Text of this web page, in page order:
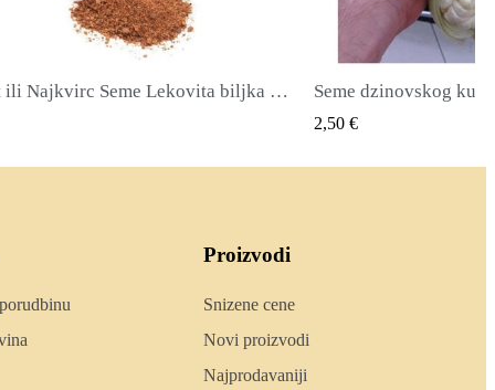
QUICK VIEW
kukuruza Cuzco - Cusco QUICK
2,40 €
Proizvodi
Snizene cene
Novi proizvodi
Najprodavaniji